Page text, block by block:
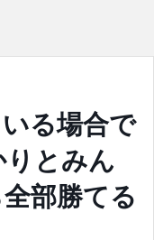
る場合で
とみん
部勝てる